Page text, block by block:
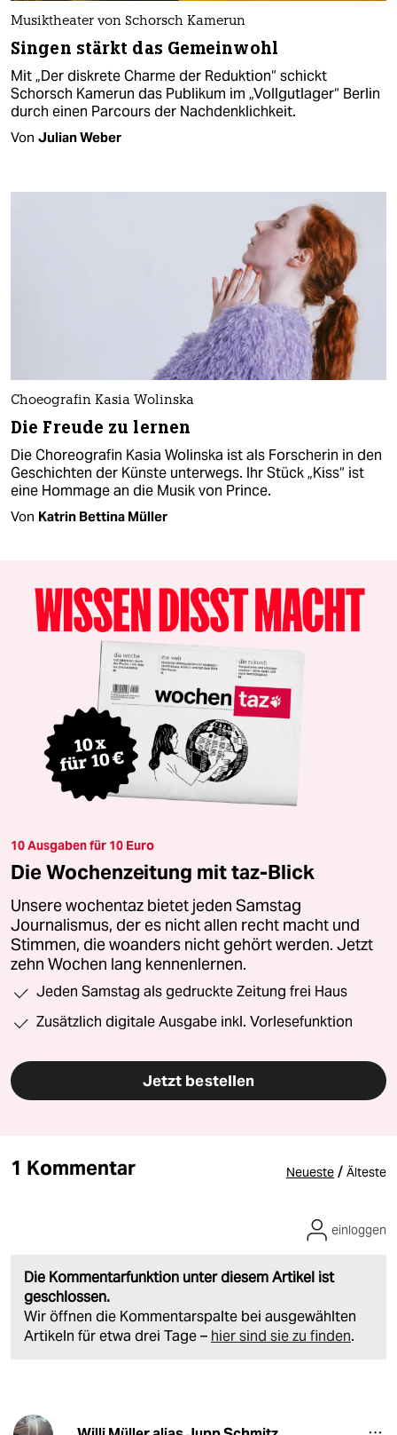
Musiktheater von Schorsch Kamerun
Singen stärkt das Gemeinwohl
Mit „Der diskrete Charme der Reduktion“ schickt
Schorsch Kamerun das Publikum im „Vollgutlager“ Berlin
durch einen Parcours der Nachdenklichkeit.
Von Julian Weber
Choeografin Kasia Wolinska
Die Freude zu lernen
Die Choreografin Kasia Wolinska ist als Forscherin in den
Geschichten der Künste unterwegs. Ihr Stück „Kiss“ ist
eine Hommage an die Musik von Prince.
Von Katrin Bettina Müller
10 Ausgaben für 10 Euro
Die Wochenzeitung mit taz-Blick
Unsere wochentaz bietet jeden Samstag
Journalismus, der es nicht allen recht macht und
Stimmen, die woanders nicht gehört werden. Jetzt
zehn Wochen lang kennenlernen.
Jeden Samstag als gedruckte Zeitung frei Haus
Zusätzlich digitale Ausgabe inkl. Vorlesefunktion
Jetzt bestellen
1 Kommentar Neueste / Älteste
Die Kommentarfunktion unter diesem Artikel ist
geschlossen.
Wir öffnen die Kommentarspalte bei ausgewählten
Artikeln für etwa drei Tage – hier sind sie zu finden.
einloggen